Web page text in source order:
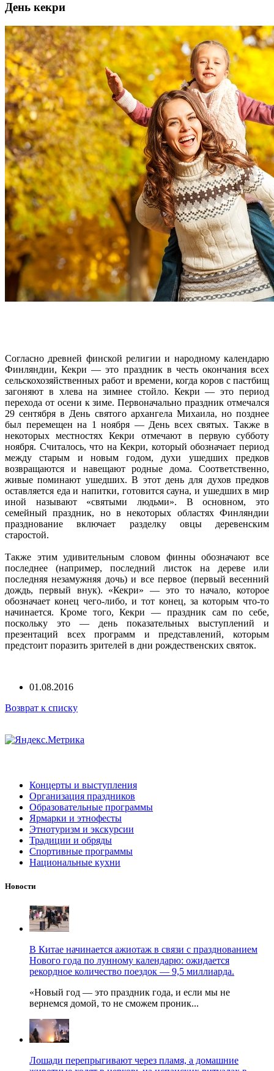
День кекри
Согласно древней финской религии и народному календарю
Финляндии, Кекри — это праздник в честь окончания всех
сельскохозяйственных работ и времени, когда коров с пастбищ
загоняют в хлева на зимнее стойло. Кекри — это период
перехода от осени к зиме. Первоначально праздник отмечался
29 сентября в День святого архангела Михаила, но позднее
был перемещен на 1 ноября — День всех святых. Также в
некоторых местностях Кекри отмечают в первую субботу
ноября. Считалось, что на Кекри, который обозначает период
между старым и новым годом, духи ушедших предков
возвращаются и навещают родные дома. Соответственно,
живые поминают ушедших. В этот день для духов предков
оставляется еда и напитки, готовится сауна, и ушедших в мир
иной называют «святыми людьми». В основном, это
семейный праздник, но в некоторых областях Финляндии
празднование включает разделку овцы деревенским
старостой.
Также этим удивительным словом финны обозначают все
последнее (например, последний листок на дереве или
последняя незамужняя дочь) и все первое (первый весенний
дождь, первый внук). «Кекри» — это то начало, которое
обозначает конец чего-либо, и тот конец, за которым что-то
начинается. Кроме того, Кекри — праздник сам по себе,
поскольку это — день показательных выступлений и
презентаций всех программ и представлений, которым
предстоит поразить зрителей в дни рождественских святок.
01.08.2016
Возврат к списку
Концерты и выступления
Организация праздников
Образовательные программы
Ярмарки и этнофесты
Этнотуризм и экскурсии
Традиции и обряды
Спортивные программы
Национальные кухни
Новости
В Китае начинается ажиотаж в связи с празднованием
Нового года по лунному календарю: ожидается
рекордное количество поездок — 9,5 миллиарда.
«Новый год — это праздник года, и если мы не
вернемся домой, то не сможем проник...
Лошади перепрыгивают через пламя, а домашние